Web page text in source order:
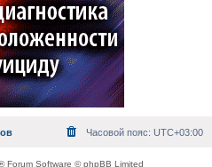
Часовой пояс: UTC+03:00
Forum Software © phpBB Limited